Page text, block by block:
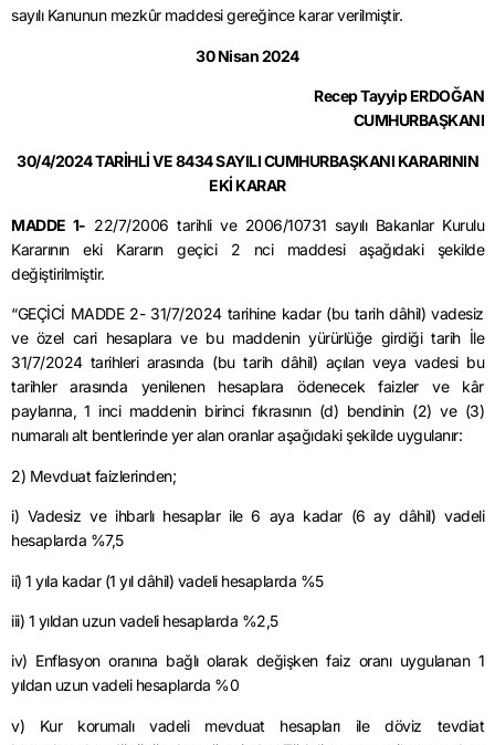
sayılı Kanunun mezkûr maddesi gereğince karar verilmiştir.
30 Nisan 2024
Recep Tayyip ERDOĞAN
CUMHURBAŞKANI
30/4/2024 TARİHLİ VE 8434 SAYILI CUMHURBAŞKANI KARARININ
EKİ KARAR
MADDE 1- 22/7/2006 tarihli ve 2006/10731 sayılı Bakanlar Kurulu
Kararının eki Kararın geçici 2 nci maddesi aşağıdaki şekilde
değiştirilmiştir.
“GEÇİCİ MADDE 2- 31/7/2024 tarihine kadar (bu tarih dâhil) vadesiz
ve özel cari hesaplara ve bu maddenin yürürlüğe girdiği tarih İle
31/7/2024 tarihleri arasında (bu tarih dâhil) açılan veya vadesi bu
tarihler arasında yenilenen hesaplara ödenecek faizler ve kâr
paylarına, 1 inci maddenin birinci fıkrasının (d) bendinin (2) ve (3)
numaralı alt bentlerinde yer alan oranlar aşağıdaki şekilde uygulanır:
2) Mevduat faizlerinden;
i) Vadesiz ve ihbarlı hesaplar ile 6 aya kadar (6 ay dâhil) vadeli
hesaplarda %7,5
ii) 1 yıla kadar (1 yıl dâhil) vadeli hesaplarda %5
iii) 1 yıldan uzun vadeli hesaplarda %2,5
iv) Enflasyon oranına bağlı olarak değişken faiz oranı uygulanan 1
yıldan uzun vadeli hesaplarda %0
v) Kur korumalı vadeli mevduat hesapları ile döviz tevdiat